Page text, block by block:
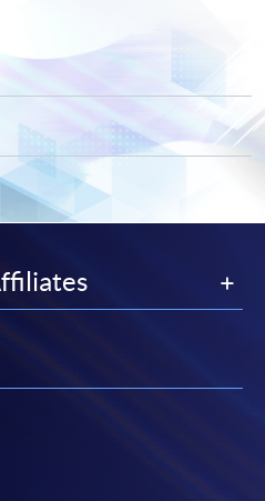
的右上角的
圖示進入網上服務網頁，然
名表格。
並要求申請人上載課程網頁
繳交報名費或課程費用: